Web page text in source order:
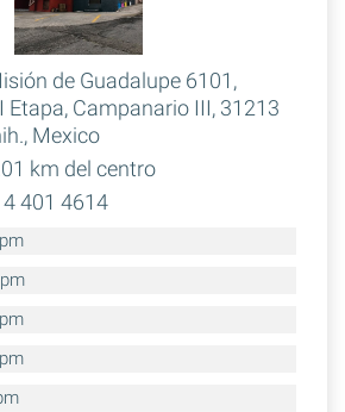
de Guadalupe 6101,
Etapa, Campanario III, 31213
Mexico
km del centro
401 4614